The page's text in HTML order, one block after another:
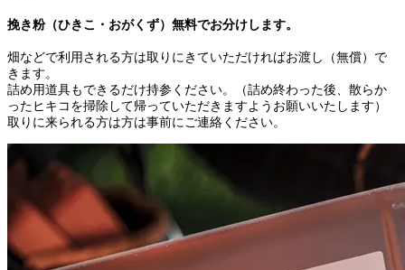
挽き粉（ひきこ・おがくず）無料でお分けします。
畑などで利用される方は取りにきていただければお渡し（無償）で
きます。
詰め用道具もできるだけ持参ください。（詰め終わった後、散らか
ったヒキコを掃除して帰っていただきますようお願いいたします）
取りに来られる方は方は事前にご連絡ください。